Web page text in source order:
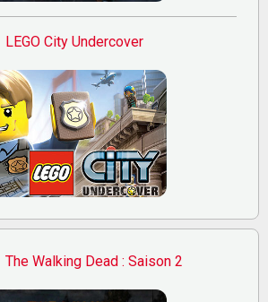
LEGO City Undercover
The Walking Dead : Saison 2